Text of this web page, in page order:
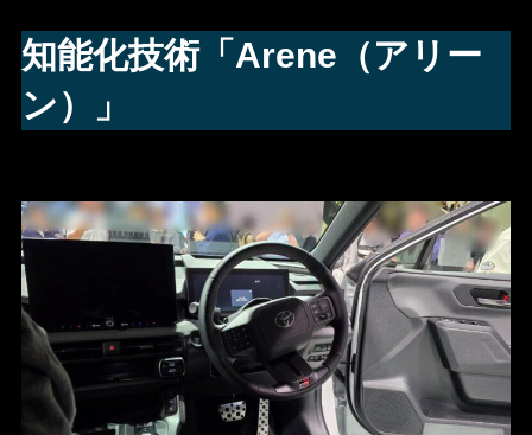
知能化技術「Arene（アリー
ン）」